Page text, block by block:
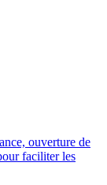
ouverture de
faciliter les